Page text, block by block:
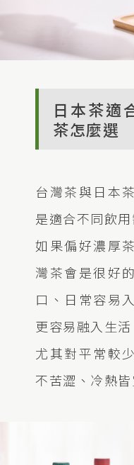
日本茶適
茶怎麼選
台灣茶與日本
是適合不同飲用
如果偏好濃厚
灣茶會是很好
口、日常容易
更容易融入生活
尤其對平常較
不苦澀、冷熱